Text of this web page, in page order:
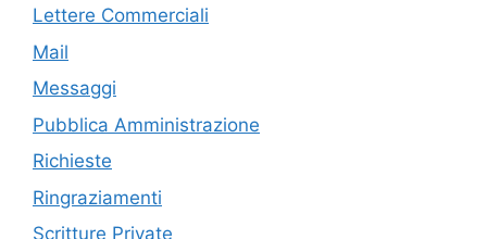
Lettere Commerciali
Mail
Messaggi
Pubblica Amministrazione
Richieste
Ringraziamenti
Scritture Private